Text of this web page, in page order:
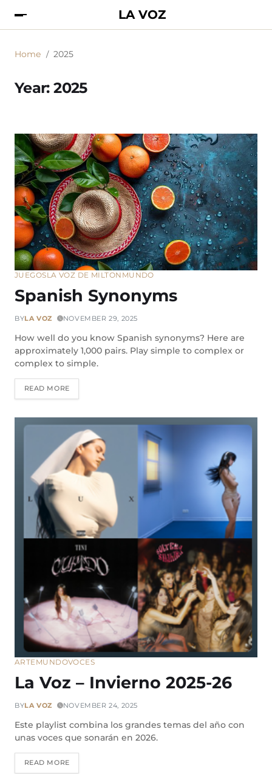
LA VOZ
Home 2025
Year:2025
JUEGOSLA VOZ DE MILTON MUNDO
Spanish Synonyms
BYLA VOZ NOVEMBER 29, 2025
How well do you know Spanish synonyms? Here are
approximately 1,000 pairs. Play simple to complex or
complex to simple.
READ MORE
ARTEMUNDOVOCES
La Voz – Invierno 2025-26
BYLA VOZ NOVEMBER 24, 2025
Este playlist combina los grandes temas del año con
unas voces que sonarán en 2026.
READ MORE